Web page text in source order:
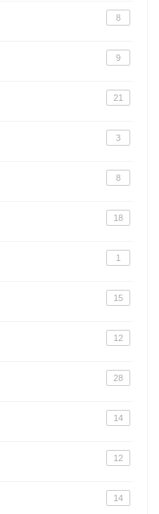
8
9
21
3
8
18
1
15
12
28
14
12
14